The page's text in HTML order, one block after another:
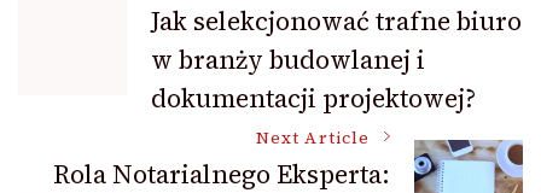
Navigation
Jak selekcjonować trafne biuro
w branży budowlanej i
dokumentacji projektowej?
Next Article
Rola Notarialnego Eksperta: